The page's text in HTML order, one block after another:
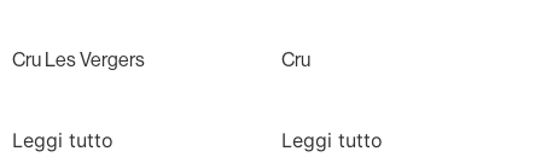
Cru Les Vergers
Leggi tutto
Cru
Leggi tutto